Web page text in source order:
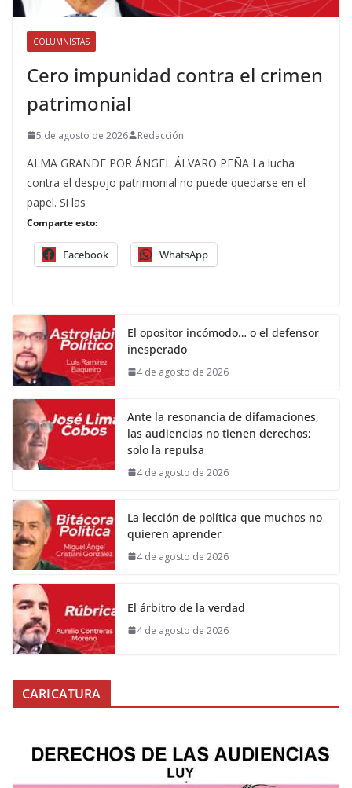
COLUMNISTAS
Cero impunidad contra el crimen
patrimonial
5 de agosto de 2026 Redacción
ALMA GRANDE POR ÁNGEL ÁLVARO PEÑA La lucha
contra el despojo patrimonial no puede quedarse en el
papel. Si las
Comparte esto:
Facebook WhatsApp
El opositor incómodo… o el defensor
inesperado
4 de agosto de 2026
Ante la resonancia de difamaciones,
las audiencias no tienen derechos;
solo la repulsa
4 de agosto de 2026
La lección de política que muchos no
quieren aprender
4 de agosto de 2026
El árbitro de la verdad
4 de agosto de 2026
CARICATURA